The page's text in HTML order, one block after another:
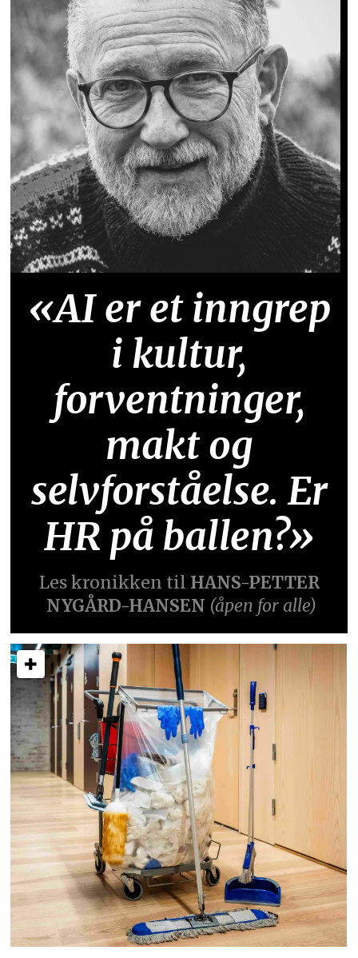
«AI er et inngrep
i kultur,
forventninger,
makt og
selvforståelse. Er
HR på ballen?»
Les kronikken til HANS-PETTER
NYGÅRD-HANSEN (åpen for alle)